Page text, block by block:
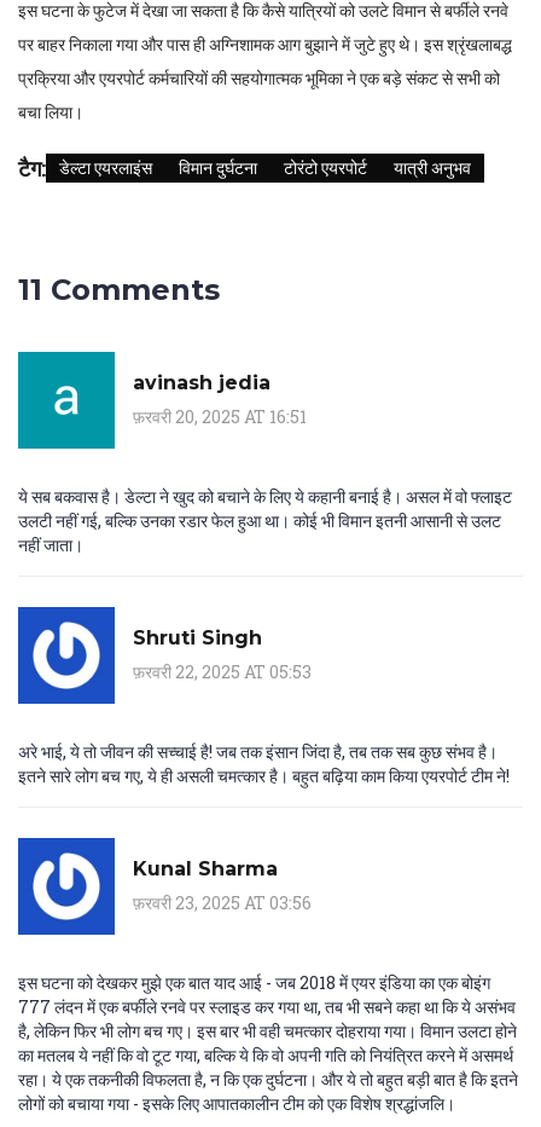
इस घटना के फुटेज में देखा जा सकता है कि कैसे यात्रियों को उलटे विमान से बर्फीले रनवे
पर बाहर निकाला गया और पास ही अग्निशामक आग बुझाने में जुटे हुए थे। इस श्रृंखलाबद्ध
प्रक्रिया और एयरपोर्ट कर्मचारियों की सहयोगात्मक भूमिका ने एक बड़े संकट से सभी को
बचा लिया।
टैग: डेल्टा एयरलाइंस विमान दुर्घटना टोरंटो एयरपोर्ट यात्री अनुभव
11 Comments
avinash jedia
फ़रवरी 20, 2025 AT 16:51
ये सब बकवास है। डेल्टा ने खुद को बचाने के लिए ये कहानी बनाई है। असल में वो फ्लाइट
उलटी नहीं गई, बल्कि उनका रडार फेल हुआ था। कोई भी विमान इतनी आसानी से उलट
नहीं जाता।
Shruti Singh
फ़रवरी 22, 2025 AT 05:53
अरे भाई, ये तो जीवन की सच्चाई है! जब तक इंसान जिंदा है, तब तक सब कुछ संभव है।
इतने सारे लोग बच गए, ये ही असली चमत्कार है। बहुत बढ़िया काम किया एयरपोर्ट टीम ने!
Kunal Sharma
फ़रवरी 23, 2025 AT 03:56
इस घटना को देखकर मुझे एक बात याद आई - जब 2018 में एयर इंडिया का एक बोइंग
777 लंदन में एक बर्फीले रनवे पर स्लाइड कर गया था, तब भी सबने कहा था कि ये असंभव
है, लेकिन फिर भी लोग बच गए। इस बार भी वही चमत्कार दोहराया गया। विमान उलटा होने
का मतलब ये नहीं कि वो टूट गया, बल्कि ये कि वो अपनी गति को नियंत्रित करने में असमर्थ
रहा। ये एक तकनीकी विफलता है, न कि एक दुर्घटना। और ये तो बहुत बड़ी बात है कि इतने
लोगों को बचाया गया - इसके लिए आपातकालीन टीम को एक विशेष श्रद्धांजलि।